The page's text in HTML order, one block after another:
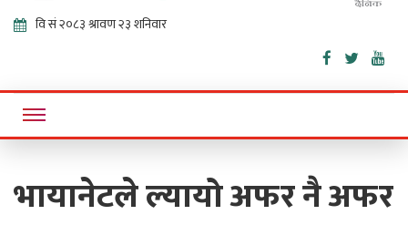
Sajha
Bisaunee
Online News Portal
भायानेटले ल्यायो अफर नै अफर